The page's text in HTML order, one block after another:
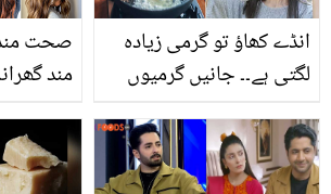
صحت
مند
صحت کو
انڈے کھاؤ تو گرمی زیادہ
لگتی ہے۔۔ جانیں گرمیوں
اس سے آپ کی صحت پر
کیا اثر پڑتا ہے؟